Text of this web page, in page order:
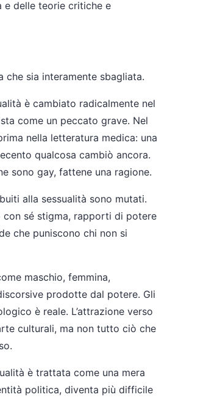
e delle teorie critiche e
sia interamente sbagliata.
è cambiato radicalmente nel
come un peccato grave. Nel
nella letteratura medica: una
qualcosa cambiò ancora.
sono gay, fattene una ragione.
alla sessualità sono mutati.
con sé stigma, rapporti di potere
che puniscono chi non si
maschio, femmina,
prodotte dal potere. Gli
è reale. L’attrazione verso
culturali, ma non tutto ciò che
è trattata come una mera
politica, diventa più difficile